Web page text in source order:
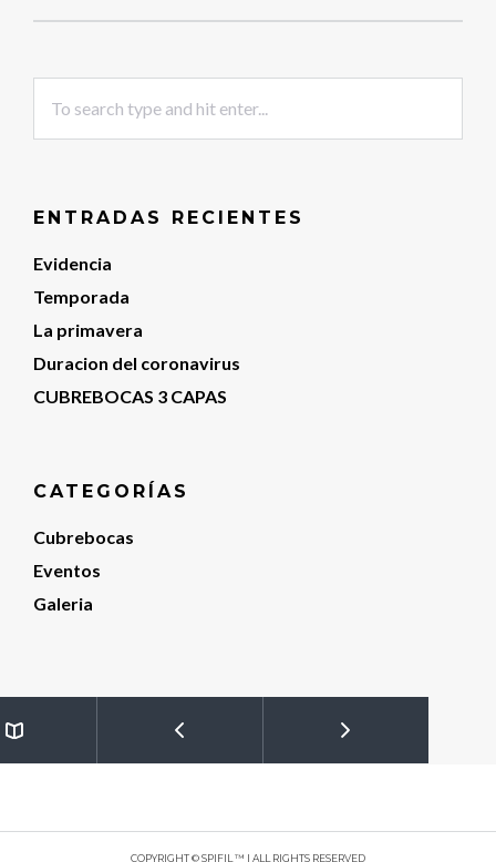
ENTRADAS RECIENTES
Evidencia
Temporada
La primavera
Duracion del coronavirus
CUBREBOCAS 3 CAPAS
CATEGORÍAS
Cubrebocas
Eventos
Galeria
COPYRIGHT © SPIFIL ™ | ALL RIGHTS RESERVED